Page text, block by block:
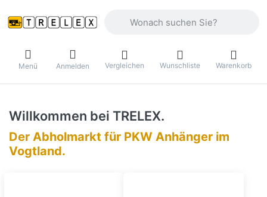
Menü Anmelden Vergleichen Wunschliste Warenkorb
Willkommen bei TRELEX.
Der Abholmarkt für PKW Anhänger im
Vogtland.